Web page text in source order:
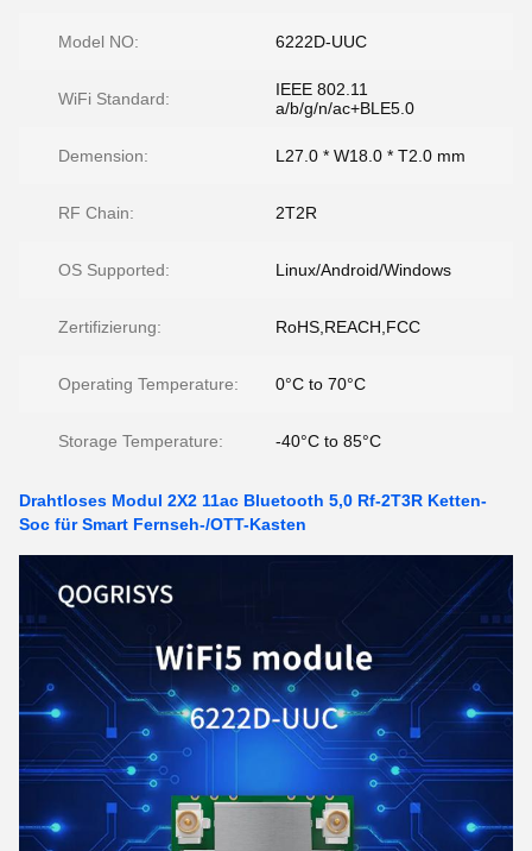
Model NO: 6222D-UUC
WiFi Standard:
IEEE 802.11
a/b/g/n/ac+BLE5.0
Demension: L27.0 * W18.0 * T2.0 mm
RF Chain: 2T2R
OS Supported: Linux/Android/Windows
Zertifizierung: RoHS,REACH,FCC
Operating Temperature: 0°C to 70°C
Storage Temperature: -40°C to 85°C
Drahtloses Modul 2X2 11ac Bluetooth 5,0 Rf-2T3R Ketten-
Soc für Smart Fernseh-/OTT-Kasten